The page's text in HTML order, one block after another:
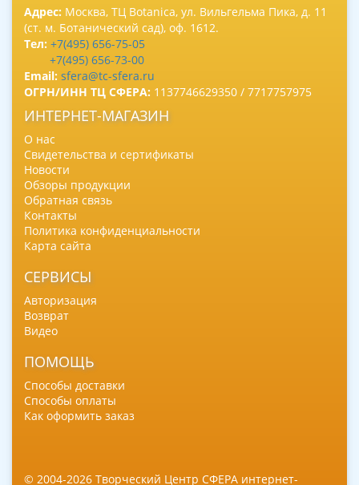
Адрес: Москва, ТЦ Botanica, ул. Вильгельма Пика, д. 11
(ст. м. Ботанический сад), оф. 1612.
Тел: +7(495) 656-75-05
+7(495) 656-73-00
Email: sfera@tc-sfera.ru
ОГРН/ИНН ТЦ СФЕРА: 1137746629350 / 7717757975
ИНТЕРНЕТ-МАГАЗИН
О нас
Свидетельства и сертификаты
Новости
Обзоры продукции
Обратная связь
Контакты
Политика конфиденциальности
Карта сайта
СЕРВИСЫ
Авторизация
Возврат
Видео
ПОМОЩЬ
Способы доставки
Способы оплаты
Как оформить заказ
© 2004-2026 Творческий Центр СФЕРА интернет-